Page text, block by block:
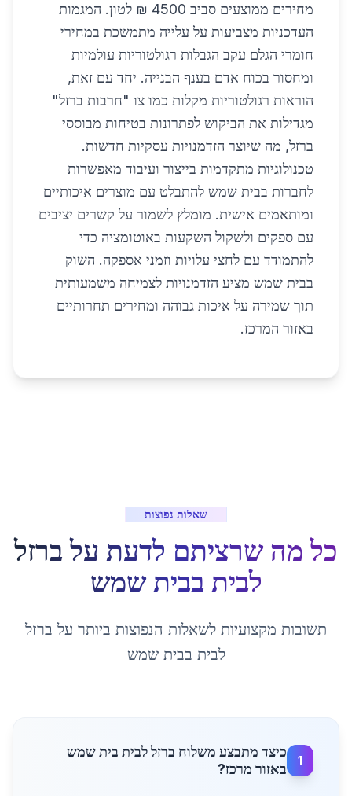
מחירים ממוצעים סביב 4500 ₪ לטון. המגמות
העדכניות מצביעות על עלייה מתמשכת במחירי
חומרי הגלם עקב הגבלות רגולטוריות עולמיות
ומחסור בכוח אדם בענף הבנייה. יחד עם זאת,
הוראות רגולטוריות מקלות כמו צו "חרבות ברזל"
מגדילות את הביקוש לפתרונות בטיחות מבוססי
ברזל, מה שיוצר הזדמנויות עסקיות חדשות.
טכנולוגיות מתקדמות בייצור ועיבוד מאפשרות
לחברות בבית שמש להתבלט עם מוצרים איכותיים
ומותאמים אישית. מומלץ לשמור על קשרים יציבים
עם ספקים ולשקול השקעות באוטומציה כדי
להתמודד עם לחצי עלויות וזמני אספקה. השוק
בבית שמש מציע הזדמנויות לצמיחה משמעותית
תוך שמירה על איכות גבוהה ומחירים תחרותיים
באזור המרכז.
שאלות נפוצות
כל מה שרציתם לדעת על ברזל
לבית בבית שמש
תשובות מקצועיות לשאלות הנפוצות ביותר על ברזל
לבית בבית שמש
1
כיצד מתבצע משלוח ברזל לבית בית שמש
באזור מרכז?